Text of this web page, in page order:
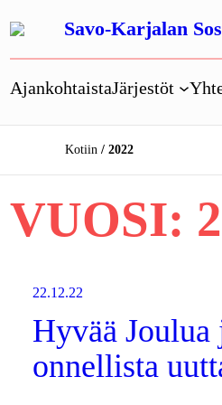
sisältöön
Savo-Karjalan
AjankohtaistaJärjestöt
Kotiin 2022
VUOSI:
22.12.22
Hyvää Joulua
onnellista